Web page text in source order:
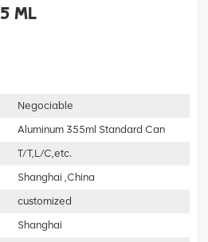
ml
Negociable
Aluminum 355ml Standard Can
T/T,L/C,etc.
Shanghai ,China
customized
Shanghai